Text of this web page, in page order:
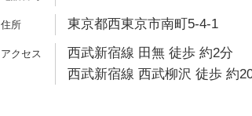
東京都西東京市南町5-4-1
西武新宿線 田無 徒歩 約2分
西武新宿線 西武柳沢 徒歩 約